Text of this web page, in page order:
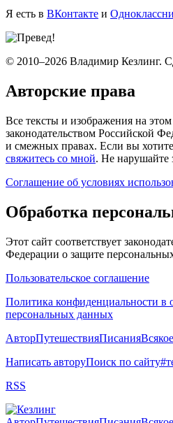
Я есть в ВКонтакте и
© 2010–2026 Владимир Кезлинг.
Авторские права
Все тексты и изображения на
законодательством Российской
и смежных правах. Если вы
свяжитесь со мной. Не нарушайте
Соглашение об условиях
Обработка
Этот сайт соответствует
Федерации о защите
Пользовательское соглашение
Политика конфиденциальности в
персональных данных
АвторПутешествияПисанияВсякое
Написать авторуПоиск по сайту
RSS